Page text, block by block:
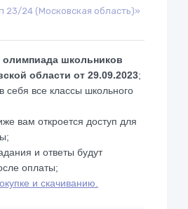
23/24 (Московская область)»
олимпиада школьников
области от 29.09.2023;
себя все классы школьного
вам откроется доступ для
и ответы будут
оплаты;
и скачиванию.